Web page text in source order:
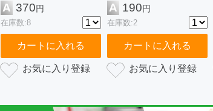
A 370円
在庫数:8
カートに入れる
A 190円
在庫数:2
カートに入れる